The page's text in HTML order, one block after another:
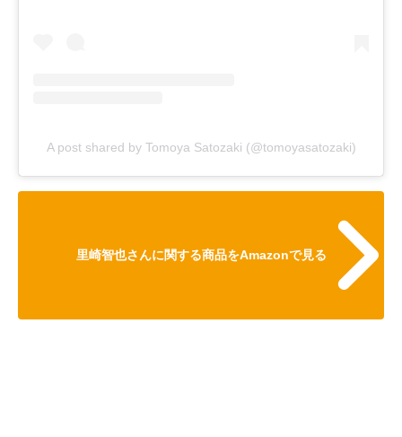
A post shared by Tomoya Satozaki (@tomoyasatozaki)
里崎智也さんに関する商品をAmazonで見る